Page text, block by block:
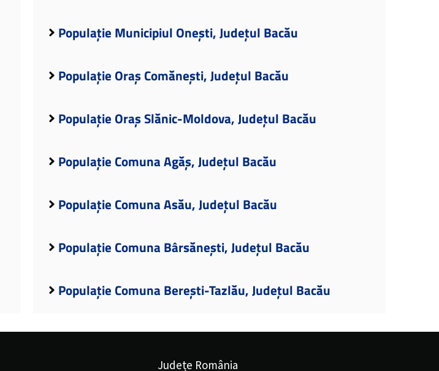
Populație Municipiul Onești, Județul Bacău
Populație Oraș Comănești, Județul Bacău
Populație Oraș Slănic-Moldova, Județul Bacău
Populație Comuna Agăș, Județul Bacău
Populație Comuna Asău, Județul Bacău
Populație Comuna Bârsănești, Județul Bacău
Populație Comuna Berești-Tazlău, Județul Bacău
Județe România